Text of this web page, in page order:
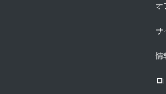
オ
サ
情